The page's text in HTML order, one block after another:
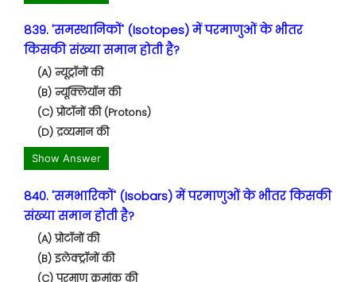
839. 'समस्थानिकों' (Isotopes) में परमाणुओं के भीतर
किसकी संख्या समान होती है?
(A) न्यूट्रॉनों की
(B) न्यूक्लियॉन की
(C) प्रोटॉनों की (Protons)
(D) द्रव्यमान की
Show Answer
840. 'समभारिकों' (Isobars) में परमाणुओं के भीतर किसकी
संख्या समान होती है?
(A) प्रोटॉनों की
(B) इलेक्ट्रॉनों की
(C) परमाणु क्रमांक की